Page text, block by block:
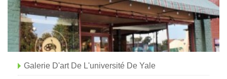
Galerie D'art De L'université De Yale